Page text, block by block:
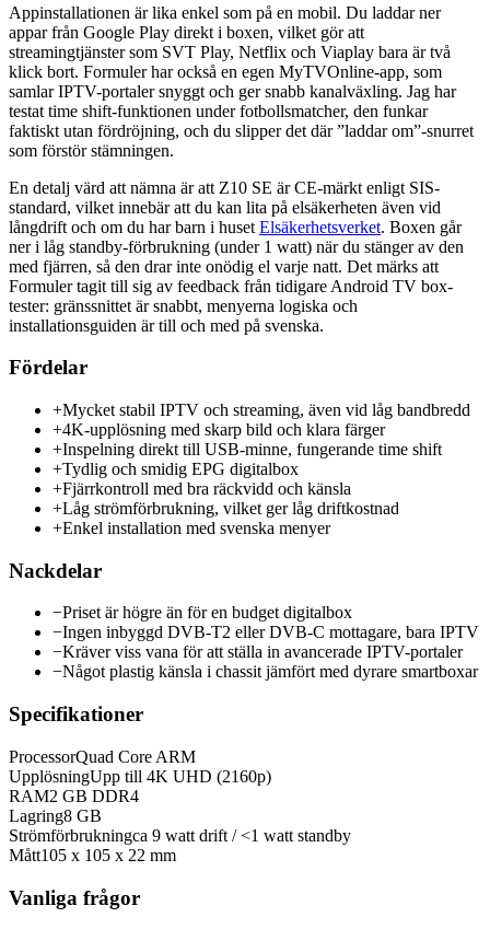
Appinstallationen är lika enkel som på en mobil. Du laddar ner
appar från Google Play direkt i boxen, vilket gör att
streamingtjänster som SVT Play, Netflix och Viaplay bara är två
klick bort. Formuler har också en egen MyTVOnline-app, som
samlar IPTV-portaler snyggt och ger snabb kanalväxling. Jag har
testat time shift-funktionen under fotbollsmatcher, den funkar
faktiskt utan fördröjning, och du slipper det där ”laddar om”-snurret
som förstör stämningen.
En detalj värd att nämna är att Z10 SE är CE-märkt enligt SIS-
standard, vilket innebär att du kan lita på elsäkerheten även vid
långdrift och om du har barn i huset Elsäkerhetsverket. Boxen går
ner i låg standby-förbrukning (under 1 watt) när du stänger av den
med fjärren, så den drar inte onödig el varje natt. Det märks att
Formuler tagit till sig av feedback från tidigare Android TV box-
tester: gränssnittet är snabbt, menyerna logiska och
installationsguiden är till och med på svenska.
Fördelar
+Mycket stabil IPTV och streaming, även vid låg bandbredd
+4K-upplösning med skarp bild och klara färger
+Inspelning direkt till USB-minne, fungerande time shift
+Tydlig och smidig EPG digitalbox
+Fjärrkontroll med bra räckvidd och känsla
+Låg strömförbrukning, vilket ger låg driftkostnad
+Enkel installation med svenska menyer
Nackdelar
−Priset är högre än för en budget digitalbox
−Ingen inbyggd DVB-T2 eller DVB-C mottagare, bara IPTV
−Kräver viss vana för att ställa in avancerade IPTV-portaler
−Något plastig känsla i chassit jämfört med dyrare smartboxar
Specifikationer
ProcessorQuad Core ARM
UpplösningUpp till 4K UHD (2160p)
RAM2 GB DDR4
Lagring8 GB
Strömförbrukningca 9 watt drift / <1 watt standby
Mått105 x 105 x 22 mm
Vanliga frågor